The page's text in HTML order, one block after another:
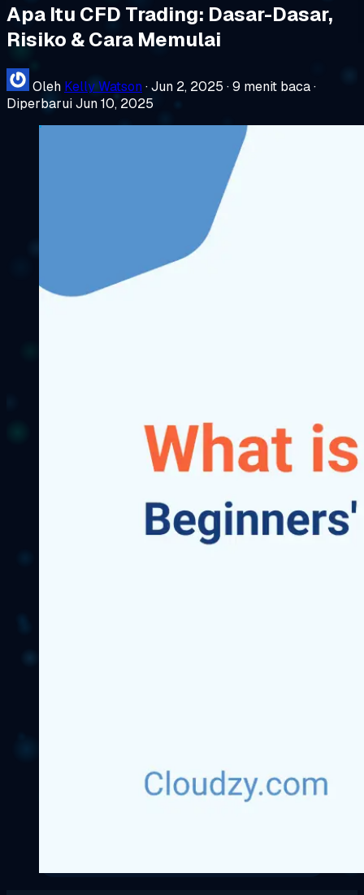
Apa Itu CFD Trading: Dasar-Dasar,
Risiko & Cara Memulai
Oleh Kelly Watson ·Jun 2, 2025 ·9 menit baca·
Diperbarui Jun 10, 2025